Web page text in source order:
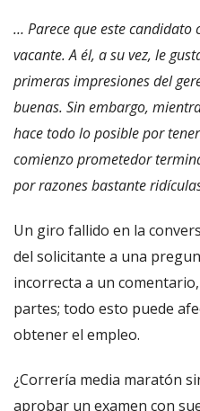
… Parece que este candidato
vacante. A él, a su vez, le
primeras impresiones del
buenas. Sin embargo,
hace todo lo posible por
comienzo prometedor
por razones bastante
Un giro fallido en la
del solicitante a una
incorrecta a un
partes; todo esto puede
obtener el empleo.
¿Correría media maratón
aprobar un examen con